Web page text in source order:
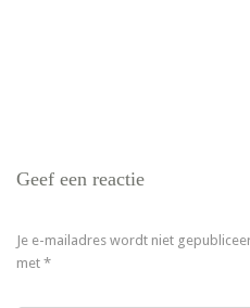
Geef een reactie
Je e-mailadres wordt niet
met*